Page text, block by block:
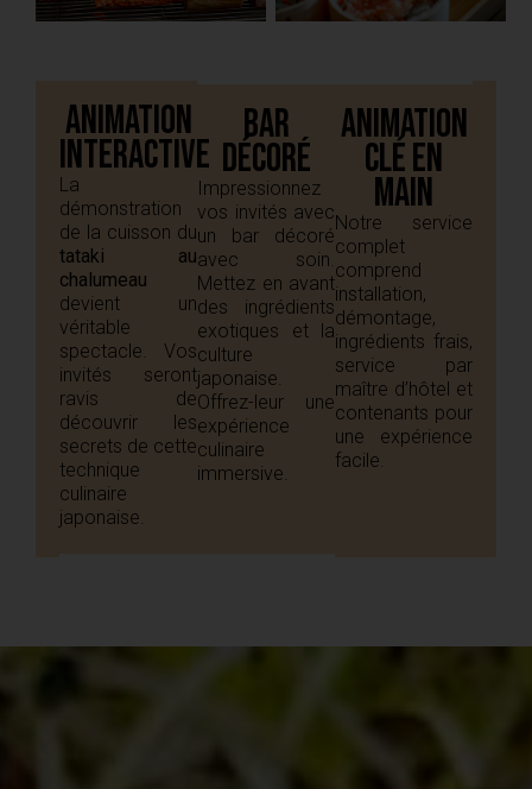
Animation
interactive
La
démonstration
de la cuisson du
tataki au
chalumeau
devient un
véritable
spectacle. Vos
invités seront
ravis de
découvrir les
secrets de cette
technique
culinaire
japonaise.
Bar
décoré
Impressionnez
vos invités avec
un bar décoré
avec soin.
Mettez en avant
des ingrédients
exotiques et la
culture
japonaise.
Offrez-leur une
expérience
culinaire
immersive.
Animation
clé en
main
Notre service
complet
comprend
installation,
démontage,
ingrédients frais,
service par
maître d’hôtel et
contenants pour
une expérience
facile.